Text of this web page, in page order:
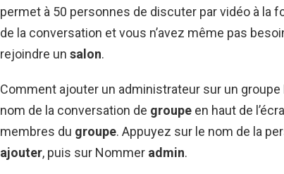
permet à 50 personnes de discuter par vidéo à la
de la conversation et vous n’avez même pas
rejoindre un salon.
Comment ajouter un administrateur sur un
nom de la conversation de groupe en haut de
membres du groupe. Appuyez sur le nom de la
ajouter, puis sur Nommer admin.